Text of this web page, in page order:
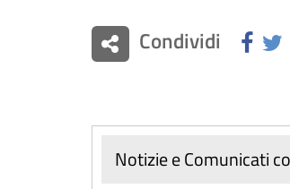
Condividi
Notizie e Comunicati